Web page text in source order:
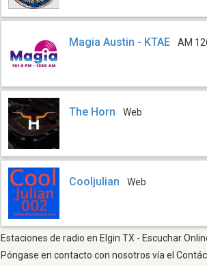
Magia Austin - KTAE AM
The Horn Web
Cooljulian Web
Estaciones de radio en Elgin TX - Escuchar
Póngase en contacto con nosotros vía el